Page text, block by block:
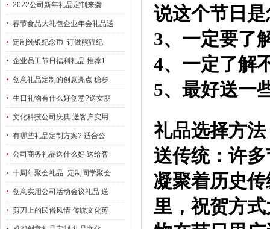
2022公司新年礼品定制来袭
春节食品大礼包企业年会礼品送
定制纯银纪念币 |订做熊猫纪
企业员工节日福利礼品 推荐1
创意礼品定制的创意亮点 稳步
生日礼物有什么好创意?送女朋
文化科技公司庆典 送客户实用
有哪些礼品定制方案? 适合公
公司商务礼品送什么好 送给客
十周年聚会礼品_定制同学聚会
创意实用公司活动会议礼品 送
剪刀上的民俗风情 传统文化剪
说这个节日
3、一定要了
4、一定了解
5、最好送一
礼品选择方法
送传统：许
凝聚着历史
里，祝贺方